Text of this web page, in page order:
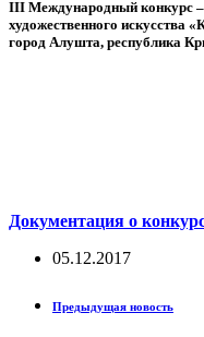
III Международный конкурс –
художественного искусства
город Алушта, республика
Документация о
05.12.2017
Предыдущая новость